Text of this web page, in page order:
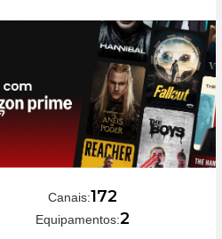
Canais:172
Equipamentos:2